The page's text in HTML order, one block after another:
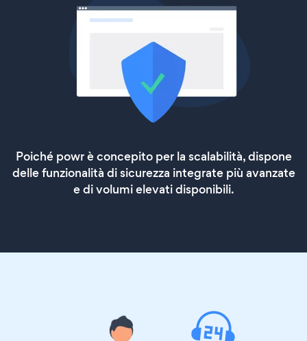
Poiché powr è concepito per la scalabilità, dispone
delle funzionalità di sicurezza integrate più avanzate
e di volumi elevati disponibili.